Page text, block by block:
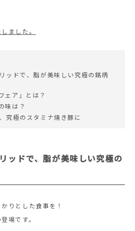
ました。
ッドで、脂が美味しい究極の銘柄
ェア」とは？
味は？
究極のスタミナ焼き豚に
ッドで、脂が美味しい究極の
りとした食事を！
場です。